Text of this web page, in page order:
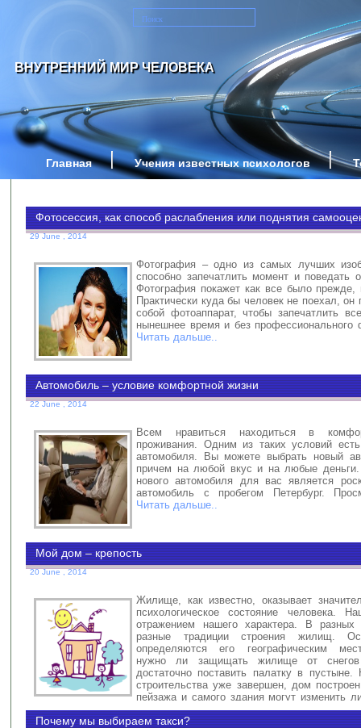
ВНУТРЕННИЙ МИР ЧЕЛОВЕКА
Главная Учения известных психологов
Фотосессия, как способ раслабления или поднятия
29 June , 2014
Фотография – одно из самых лучших
способно запечатлить момент и
Фотография покажет как все было прежде,
Практически куда бы человек не поехал, он
собой фотоаппарат, чтобы запечатлить
нынешнее время и без профессионального
Читать дальше..
Автомобиль – условие комфортной жизни
22 June , 2014
Всем нравиться находиться в
проживания. Одним из таких условий
автомобиля. Вы можете выбрать новый
причем на любой вкус и на любые
нового автомобиля для вас является
автомобиль с пробегом Петербург.
Читать дальше..
Мой дом – крепость
20 June , 2014
Жилище, как известно, оказывает
психологическое состояние человека.
отражением нашего характера. В разных
разные традиции строения жилищ.
определяются его географическим
нужно ли защищать жилище от
достаточно поставить палатку в пустыне.
строительства уже завершен, дом
пейзажа и самого здания могут изменить
который будет в нем проживать.Читать дальше..
Почему мы выбираем такси?